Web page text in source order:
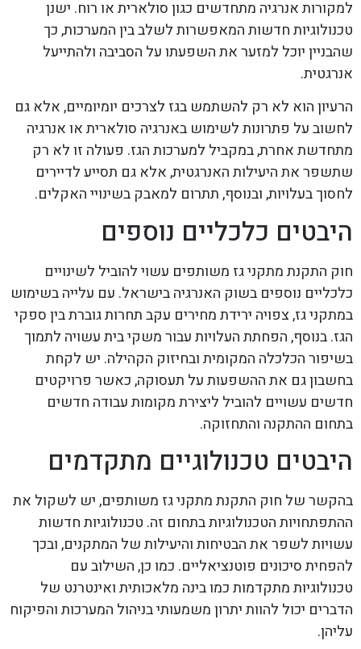
למקורות אנרגיה מתחדשים כגון סולארית או רוח. ישנן
טכנולוגיות חדשות המאפשרות לשלב בין המערכות, כך
שהבניין יוכל למזער את השפעתו על הסביבה ולהתייעל
אנרגטית.
הרעיון הוא לא רק להשתמש בגז לצרכים יומיומיים, אלא גם
לחשוב על פתרונות לשימוש באנרגיה סולארית או אנרגיה
מתחדשת אחרת, במקביל למערכות הגז. פעולה זו לא רק
שתשפר את היעילות האנרגטית, אלא גם תסייע לדיירים
לחסוך בעלויות, ובנוסף, תתרום למאבק בשינויי האקלים.
היבטים כלכליים נוספים
חוק התקנת מתקני גז משותפים עשוי להוביל לשינויים
כלכליים נוספים בשוק האנרגיה בישראל. עם עלייה בשימוש
במתקני גז, צפויה ירידת מחירים עקב תחרות גוברת בין ספקי
הגז. בנוסף, הפחתת העלויות עבור משקי בית עשויה לתמוך
בשיפור הכלכלה המקומית ובחיזוק הקהילה. יש לקחת
בחשבון גם את ההשפעות על תעסוקה, כאשר פרויקטים
חדשים עשויים להוביל ליצירת מקומות עבודה חדשים
בתחום ההתקנה והתחזוקה.
היבטים טכנולוגיים מתקדמים
בהקשר של חוק התקנת מתקני גז משותפים, יש לשקול את
ההתפתחויות הטכנולוגיות בתחום זה. טכנולוגיות חדשות
עשויות לשפר את הבטיחות והיעילות של המתקנים, ובכך
להפחית סיכונים פוטנציאליים. כמו כן, השילוב עם
טכנולוגיות מתקדמות כמו בינה מלאכותית ואינטרנט של
הדברים יכול להוות יתרון משמעותי בניהול המערכות והפיקוח
עליהן.